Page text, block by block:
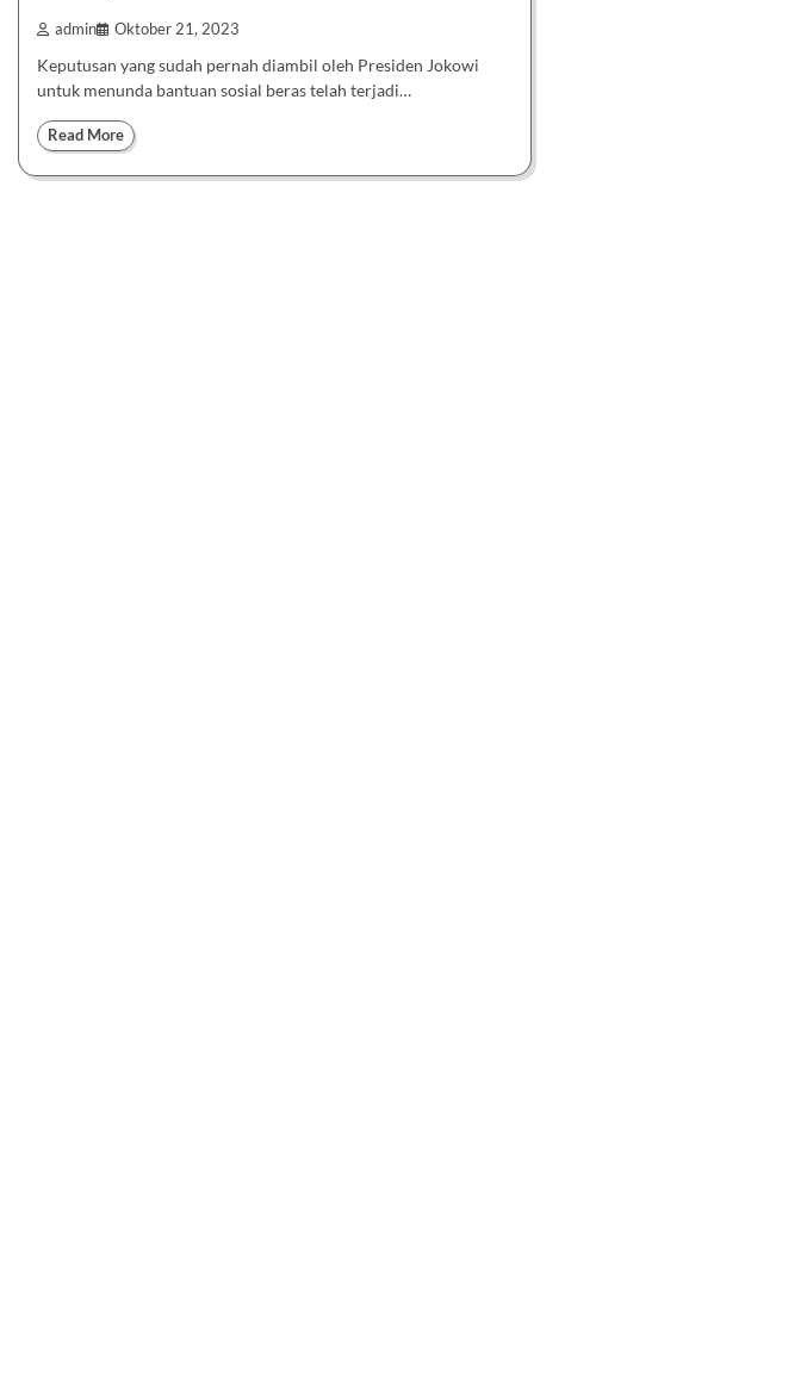
admin Oktober 21, 2023
Keputusan yang sudah pernah diambil oleh Presiden Jokowi
untuk menunda bantuan sosial beras telah terjadi…
Read More